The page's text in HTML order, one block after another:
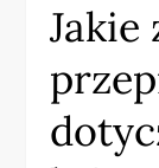
Jakie